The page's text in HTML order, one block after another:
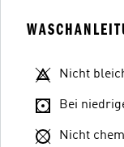
Nicht
Bei
Nicht